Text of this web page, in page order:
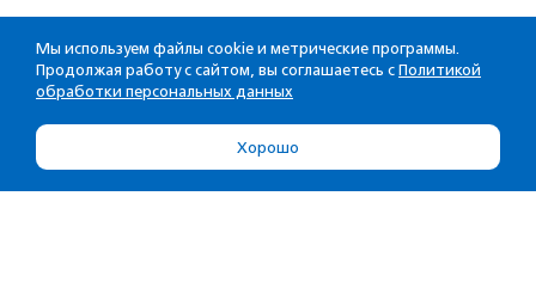
Мы используем файлы cookie и метрические программы.
Продолжая работу с сайтом, вы соглашаетесь с Политикой
обработки персональных данных
Хорошо